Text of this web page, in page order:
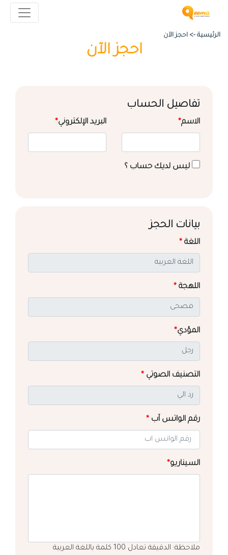
الرئيسية -> احجز الآن
احجز الآن
تفاصيل الحساب
الاسم* البريد الإلكتروني*
ليس لديك حساب ؟
بيانات الحجز
اللغة *
اللهجة *
المؤدي*
التصنيف الصوتي *
رقم الواتس آب *
السيناريو*
ملاحظة: الدقيقة تعادل 100 كلمة باللغة العربية